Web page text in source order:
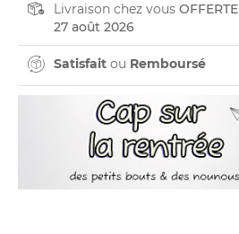
Livraison chez vous OFFERTE
27 août 2026
Satisfait ou Remboursé